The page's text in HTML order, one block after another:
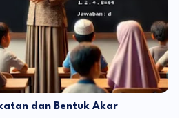
dan Bentuk Akar